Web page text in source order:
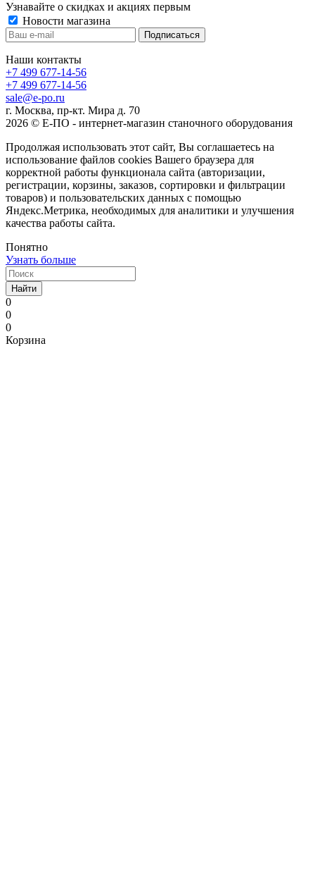
Узнавайте о скидках и акциях первым
Новости магазина
Наши контакты
+7 499 677-14-56
+7 499 677-14-56
sale@e-po.ru
г. Москва, пр-кт. Мира д. 70
2026 © Е-ПО - интернет-магазин станочного оборудования
Продолжая использовать этот сайт, Вы соглашаетесь на
использование файлов cookies Вашего браузера для
корректной работы функционала сайта (авторизации,
регистрации, корзины, заказов, сортировки и фильтрации
товаров) и пользовательских данных с помощью
Яндекс.Метрика, необходимых для аналитики и улучшения
качества работы сайта.
Понятно
Узнать больше
Найти
0
0
0
Корзина